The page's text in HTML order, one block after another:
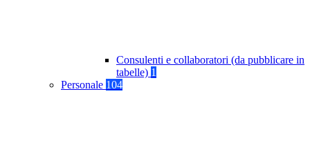
Consulenti e collaboratori (da pubblicare in
tabelle) 1
Personale 104